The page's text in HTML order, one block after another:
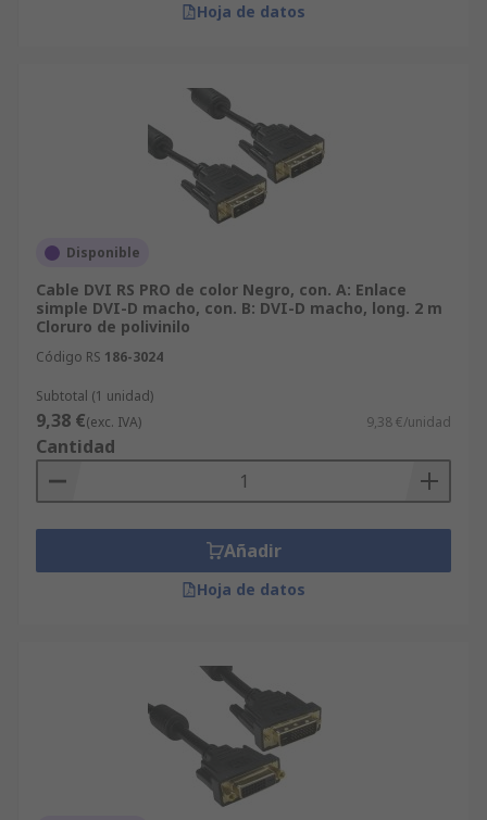
Hoja de datos
Disponible
Cable DVI RS PRO de color Negro, con. A: Enlace
simple DVI-D macho, con. B: DVI-D macho, long. 2 m
Cloruro de polivinilo
Código RS 186-3024
Subtotal (1 unidad)
9,38 €(exc. IVA) 9,38 €/unidad
Cantidad
Añadir
Hoja de datos